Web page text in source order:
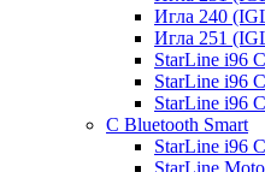
Игла 240
Игла 251
StarLine i96
StarLine i96
StarLine i96
С Bluetooth Smart
StarLine i96
StarLine